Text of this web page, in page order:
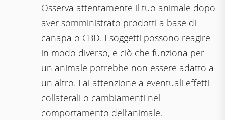
Osserva attentamente il tuo animale dopo
aver somministrato prodotti a base di
canapa o CBD. I soggetti possono reagire
in modo diverso, e ciò che funziona per
un animale potrebbe non essere adatto a
un altro. Fai attenzione a eventuali effetti
collaterali o cambiamenti nel
comportamento dell’animale.